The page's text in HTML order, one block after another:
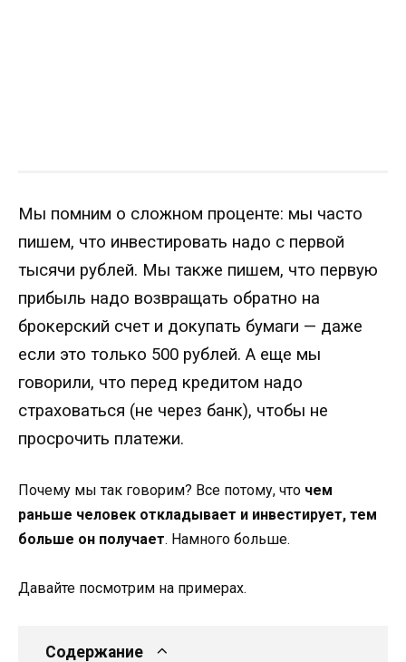
Мы помним о сложном проценте: мы часто
пишем, что инвестировать надо с первой
тысячи рублей. Мы также пишем, что первую
прибыль надо возвращать обратно на
брокерский счет и докупать бумаги — даже
если это только 500 рублей. А еще мы
говорили, что перед кредитом надо
страховаться (не через банк), чтобы не
просрочить платежи.
Почему мы так говорим? Все потому, что чем
раньше человек откладывает и инвестирует, тем
больше он получает. Намного больше.
Давайте посмотрим на примерах.
Содержание